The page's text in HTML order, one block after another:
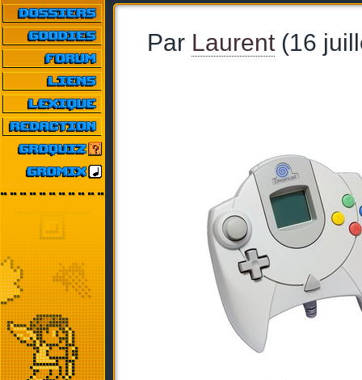
Par Laurent (16